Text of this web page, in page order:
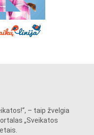
– taip žvelgia
„Sveikatos